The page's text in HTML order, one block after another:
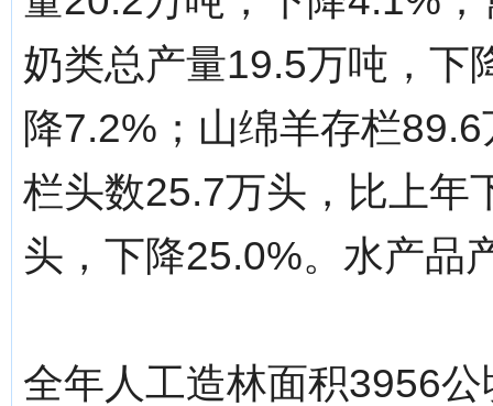
奶类总产量19.5万吨，下
降7.2%；山绵羊存栏
栏头数25.7万头，比上年
头，下降25.0%。水产品
全年人工造林面积3956